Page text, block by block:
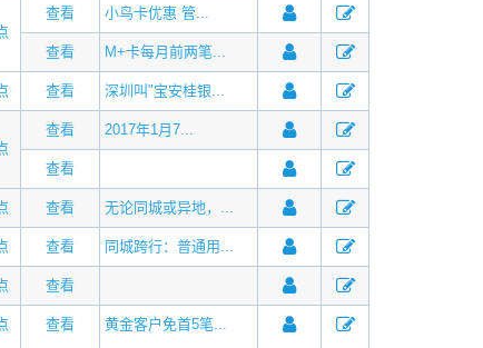
查看 小鸟卡优惠 管...
查看 M+卡每月前两笔...
查看 深圳叫"宝安桂银...
查看 2017年1月7...
查看
查看 无论同城或异地，...
查看 同城跨行：普通用...
查看
查看 黄金客户免首5笔...